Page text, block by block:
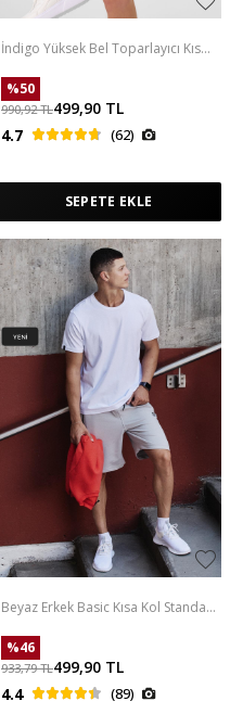
İndigo Yüksek Bel Toparlayıcı Kısa
%50
990,92TL499,90 TL
4.7
(62)
SEPETE EKLE
Beyaz Erkek Basic Kısa Kol Standart
%46
933,79TL499,90 TL
4.4
(89)